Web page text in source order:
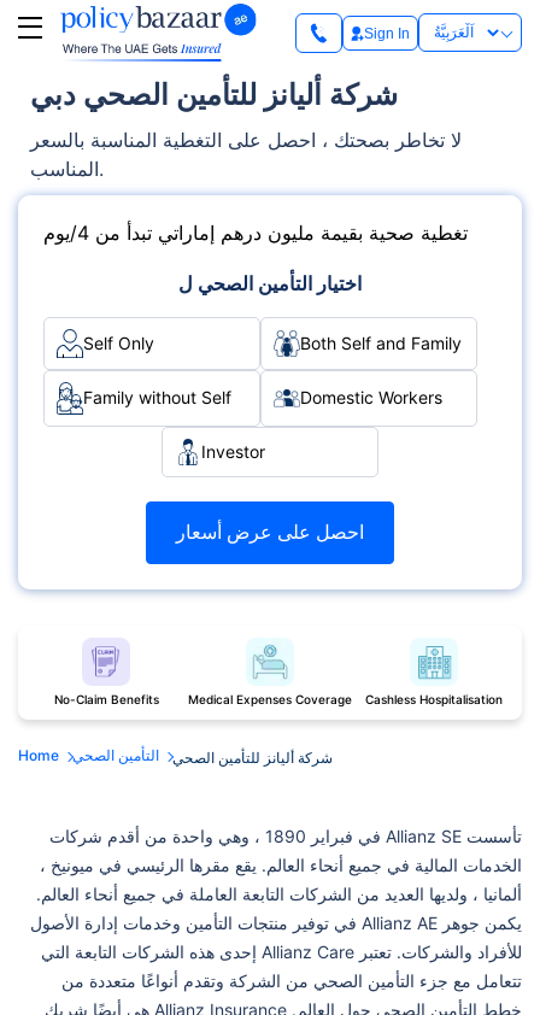
Sign In
شركة أليانز للتأمين الصحي دبي
لا تخاطر بصحتك ، احصل على التغطية المناسبة بالسعر
المناسب.
تغطية صحية بقيمة مليون درهم إماراتي تبدأ من 4/يوم
اختيار التأمين الصحي ل
Self Only Both Self and Family
Family without Self Domestic Workers
Investor
احصل على عرض أسعار
No-Claim Benefits Medical Expenses Coverage Cashless Hospitalisation
Home التأمين الصحي شركة أليانز للتأمين الصحي
تأسست Allianz SE في فبراير 1890 ، وهي واحدة من أقدم شركات
الخدمات المالية في جميع أنحاء العالم. يقع مقرها الرئيسي في ميونيخ ،
ألمانيا ، ولديها العديد من الشركات التابعة العاملة في جميع أنحاء العالم.
يكمن جوهر Allianz AE في توفير منتجات التأمين وخدمات إدارة الأصول
للأفراد والشركات. تعتبر Allianz Care إحدى هذه الشركات التابعة التي
تتعامل مع جزء التأمين الصحي من الشركة وتقدم أنواعًا متعددة من
خطط التأمين الصحي حول العالم. Allianz Insurance هي أيضًا شريك